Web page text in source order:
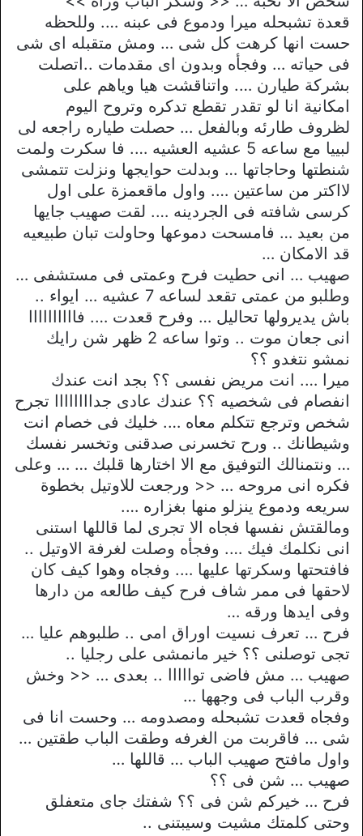
قعدة تشبحله ميرا ودموع فى عبنه …. وللحظه
حست انها كرهت كل شى … ومش متقبله اى شى
فى حياته … وفجأه وبدون اى مقدمات ..اتصلت
بشركة طيارن …. واتناقشت هيا وياهم على
امكانية انا لو تقدر تقطع تدكره وتروح اليوم
لظروف طارئه وبالفعل … حصلت طياره راجعه لى
لبييا مع ساعه 5 عشيه العشيه …. فا سكرت ولمت
شنطتها وحاجاتها … وبدلت حوايجها ونزلت تتمشى
لااكتر من ساعتين …. واول ماقعمزة على اول
كرسى شافته فى الجردينه …. لقت صهيب جايها
من بعيد … فامسحت دموعها وحاولت تبان طبيعيه
قد الامكان …
صهيب … انى حطيت فرح وعمتى فى مستشفى …
وطلبو من عمتى تقعد لساعه 7 عشيه … ايواء ..
باش يديرولها تحاليل … وفرح قعدت …. فاااااااااا
انى جعان موت .. وتوا ساعه 2 ظهر شن رايك
نمشو نتغدو ؟؟
ميرا …. انت مريض نفسى ؟؟ بجد انت عندك
انفصام فى شخصيه ؟؟ عندك عادى جداااااااا تجرح
شخص وترجع تتكلم معاه …. خليك فى خصام انت
وشيطانك .. ورح تخسرنى صدقنى وتخسر نفسك
… ونتمنالك التوفيق مع الا اختارها قلبك … … وعلى
فكره انى مروحه … << ورجعت للاوتيل بخطوة
سريعه ودموع ينزلو منها بغزاره ….
ومالقتش نفسها فجاه الا تجرى لما قاللها استنى
انى نكلمك فيك …. وفجأه وصلت لغرفة الاوتيل ..
فافتحتها وسكرتها عليها …. وفجاه وهوا كيف كان
لاحقها فى ممر شاف فرح كيف طالعه من دارها
وفى ايدها ورقه …
فرح … تعرف نسيت اوراق امى .. طلبوهم عليا …
تجى توصلنى ؟؟ خير مانمشى على رجليا ..
صهيب … مش فاضى توااااا .. بعدى … << وخش
وقرب الباب فى وجهها …
وفجاه قعدت تشبحله ومصدومه … وحست انا فى
شى … فاقربت من الغرفه وطقت الباب طقتين …
واول مافتح صهيب الباب … قاللها …
صهيب … شن فى ؟؟
فرح … خيركم شن فى ؟؟ شفتك جاى متعفلق
وحتى كلمتك مشيت وسيبتنى ..